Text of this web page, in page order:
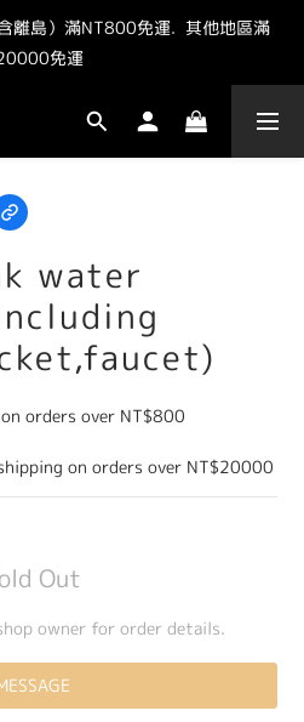
最新優惠抽獎資訊
離島）滿NT800免運.  其他地區滿
免運
最新優惠抽獎資訊
water
orders over NT$800
on orders over NT$20000
Out
owner for order details.